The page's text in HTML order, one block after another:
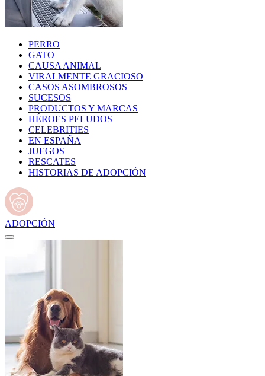
PERRO
GATO
CAUSA ANIMAL
VIRALMENTE GRACIOSO
CASOS ASOMBROSOS
SUCESOS
PRODUCTOS Y MARCAS
HÉROES PELUDOS
CELEBRITIES
EN ESPAÑA
JUEGOS
RESCATES
HISTORIAS DE ADOPCIÓN
ADOPCIÓN